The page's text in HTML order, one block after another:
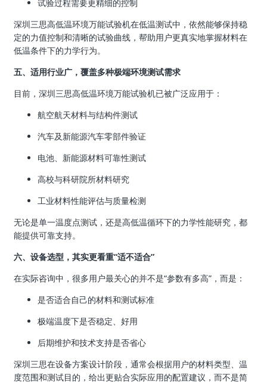
试验过程需要更精细的控制
深圳三思高低温环境万能试验机在低温测试中，依然能够保持稳
定的力值控制和清晰的试验曲线，帮助用户更真实地掌握材料在
低温条件下的力学行为。
五、适用行业广，覆盖多种极端环境测试需求
目前，深圳三思高低温环境万能试验机已被广泛应用于：
航空航天材料与结构件测试
汽车及新能源汽车零部件验证
电池、新能源材料可靠性测试
高校与科研院所材料研究
工业材料性能评估与质量检测
无论是单一温度点测试，还是高低温循环下的力学性能研究，都
能提供可靠支持。
六、设备选型，其实更看重“适不适合”
在实际咨询中，很多用户最关心的并不是“参数有多高”，而是：
是否适合自己的材料和测试标准
极端温度下是否稳定、好用
后期维护和技术支持是否省心
深圳三思在设备方案设计阶段，通常会根据用户的材料类型、温
度范围和测试目的，给出更贴合实际应用的配置建议，而不是简